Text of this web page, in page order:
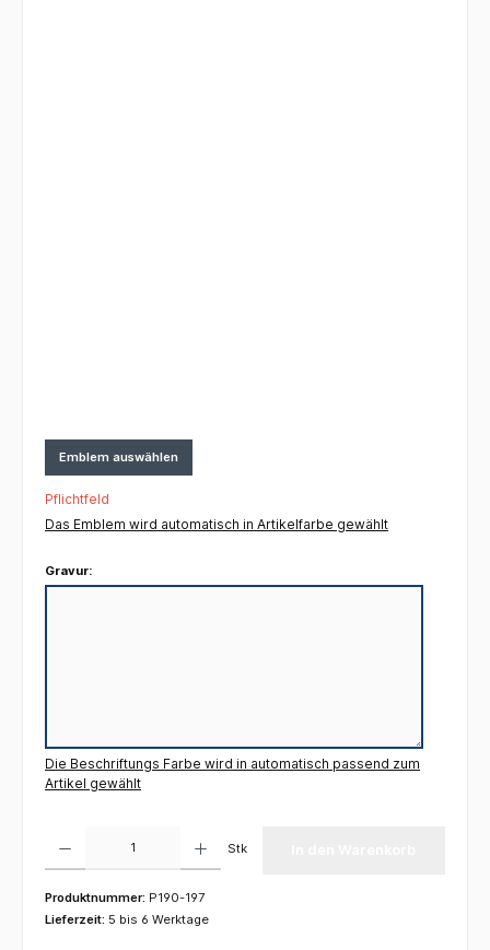
Emblem auswählen
Pflichtfeld
Das Emblem wird automatisch in Artikelfarbe gewählt
Gravur:
Die Beschriftungs Farbe wird in automatisch passend zum
Artikel gewählt
Stk
Produktnummer: P190-197
Lieferzeit: 5 bis 6 Werktage